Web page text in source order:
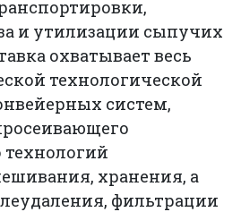
и утилизации сыпучих
охватывает весь
технологической
систем,
технологий
хранения, а
фильтрации